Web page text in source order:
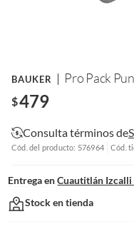
BAUKER Pro Pack
$479
Consulta términos de
Cód. del producto: 576964 Cód.
Entrega en Cuautitlán
Stock en tienda